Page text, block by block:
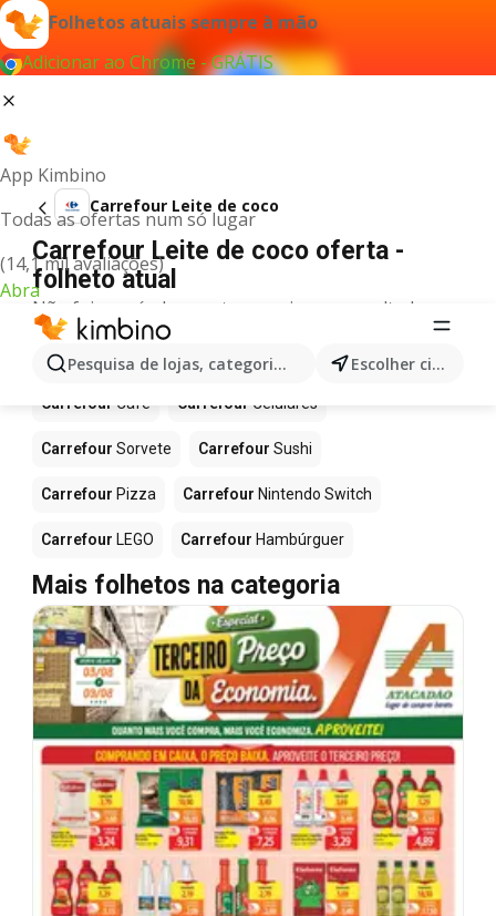
Folhetos atuais sempre à mão
Adicionar ao Chrome - GRÁTIS
App Kimbino
Todas as ofertas num só lugar
(14,1 mil avaliações)
Abra
Pesquisa de lojas, categorias,produtos... Escolher cidade
Carrefour Leite de coco
Carrefour Leite de coco oferta -
folheto atual
Não foi possível encontrar quaisquer resultados
para este termo.
Mais produtos em Carrefour
Carrefour Café Carrefour Celulares
Carrefour Sorvete Carrefour Sushi
Carrefour Pizza Carrefour Nintendo Switch
Carrefour LEGO Carrefour Hambúrguer
Mais folhetos na categoria